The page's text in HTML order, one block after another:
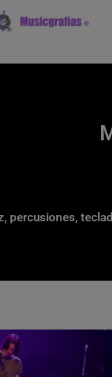
percusiones,